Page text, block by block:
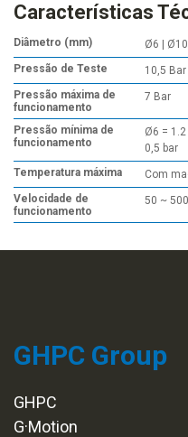
Características
Diâmetro (mm)
Ø6 |
Pressão de Teste
10,5 Bar
Pressão máxima de
funcionamento
7 Bar
Pressão mínima de
funcionamento
Ø6 = 1.2
0,5 bar
Temperatura máxima
Com
Velocidade de
funcionamento
50 ~
GHPC Group
GHPC
G·Motion